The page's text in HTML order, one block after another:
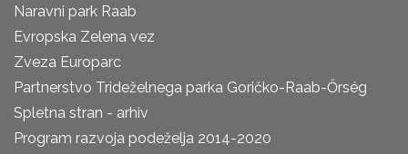
Naravni park Raab
Evropska Zelena vez
Zveza Europarc
Partnerstvo Trideželnega parka Goričko-Raab-Őrség
Spletna stran - arhiv
Program razvoja podeželja 2014-2020